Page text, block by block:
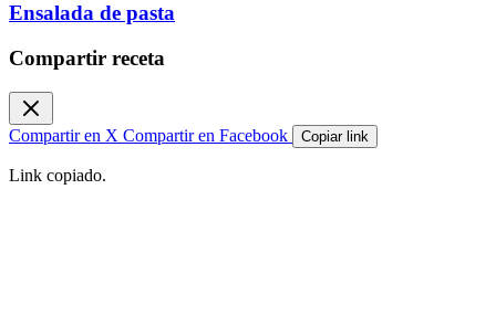
Ensalada de pasta
Compartir receta
Compartir en X Compartir en Facebook Copiar link
Link copiado.